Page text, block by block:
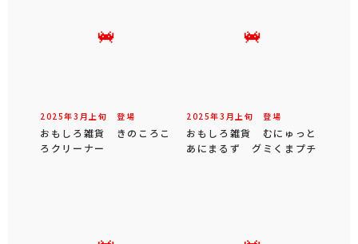
2025年3 月 上旬 登場
おもしろ雑貨 きのころこ
ろクリーナー
2025年3 月 上旬 登場
おもしろ雑貨 むにゅっと
あにまるず グミくまプチ